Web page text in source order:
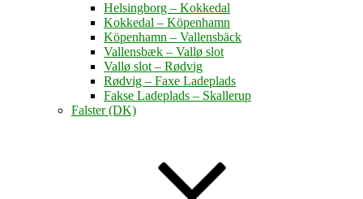
Helsingborg – Kokkedal
Kokkedal – Köpenhamn
Köpenhamn – Vallensbäck
Vallensbæk – Vallø slot
Vallø slot – Rødvig
Rødvig – Faxe Ladeplads
Fakse Ladeplads – Skallerup
Falster (DK)